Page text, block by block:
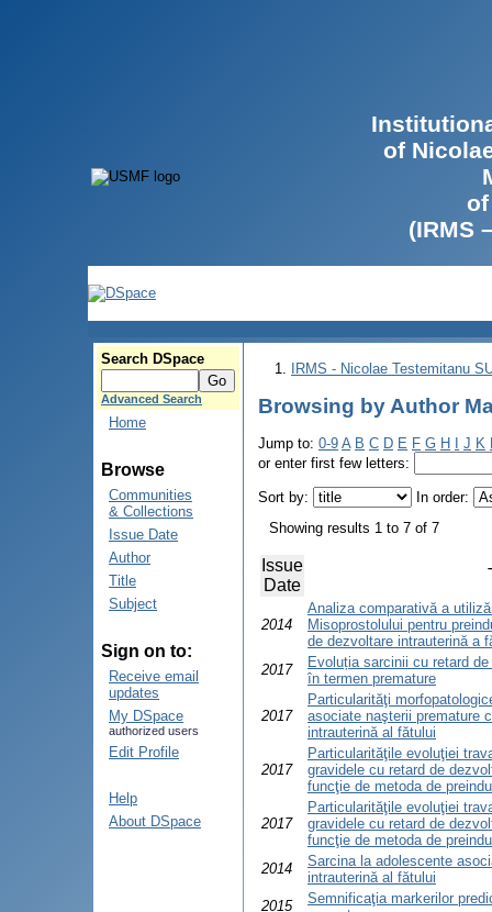
of
(IRMS
Search DSpace
Advanced Search
Home
Browse
Communities
& Collections
Issue Date
Author
Title
Subject
Sign on to:
Receive email
updates
My DSpace
authorized users
Edit Profile
Help
About DSpace
IRMS - Nicolae Testemitanu
Browsing by Author
Jump to: 0-9 A B C D E F G H J K
or enter first few letters:
Sort by:
In order:
Showing results 1 to 7 of 7
Issue
Date
2014
Analiza comparativă a
Misoprostolului pentru
de dezvoltare intrauterină a
2017
Evoluția sarcinii cu retard
în termen premature
2017
Particularităţi
asociate naşterii premature
intrauterină al fătului
2017
Particularităţile evoluţiei
gravidele cu retard de
funcţie de metoda de
2017
Particularităţile evoluţiei
gravidele cu retard de
funcţie de metoda de
2014
Sarcina la adolescente
intrauterină al fătului
2015
Semnificaţia markerilor